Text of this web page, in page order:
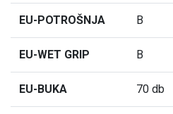
EU-POTROŠNJA B
EU-WET GRIP B
EU-BUKA 70 db